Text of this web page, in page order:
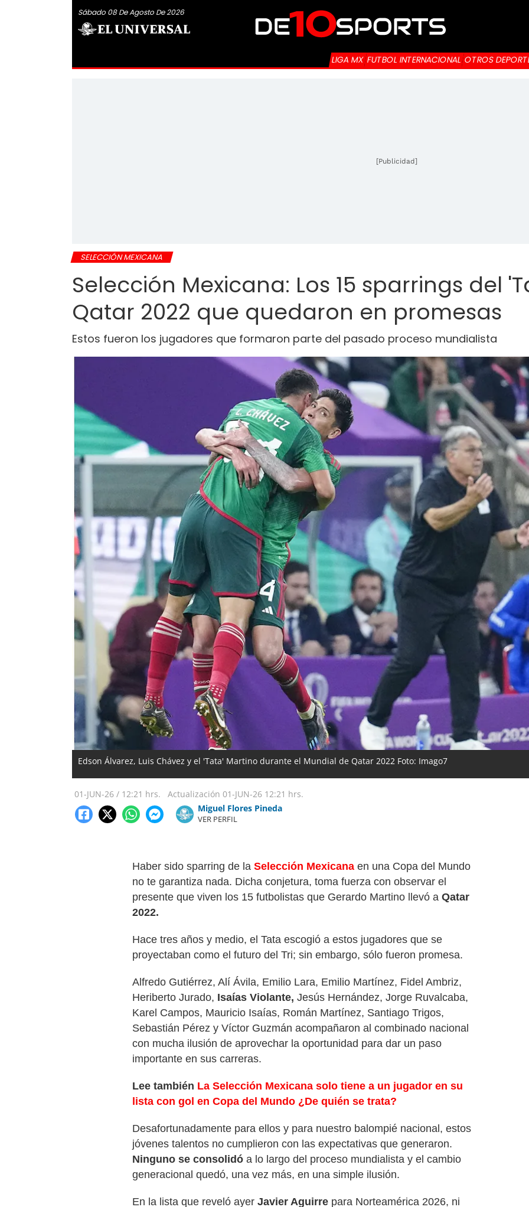
Sábado 08 De Agosto De 2026
LIGA MX FUTBOL INTERNACIONAL OTROS
[Publicidad]
SELECCIÓN MEXICANA
Selección Mexicana: Los 15 sparrings del
Qatar 2022 que quedaron en promesas
Estos fueron los jugadores que formaron parte del pasado proceso mundialista
Edson Álvarez, Luis Chávez y el 'Tata' Martino durante el Mundial de Qatar 2022 Foto: Imago7
01-JUN-26 / 12:21 hrs. Actualización 01-JUN-26 12:21 hrs.
Miguel Flores Pineda
VER PERFIL
Haber sido sparring de la Selección Mexicana en una Copa del Mundo
no te garantiza nada. Dicha conjetura, toma fuerza con observar el
presente que viven los 15 futbolistas que Gerardo Martino llevó a Qatar
2022.
Hace tres años y medio, el Tata escogió a estos jugadores que se
proyectaban como el futuro del Tri; sin embargo, sólo fueron promesa.
Alfredo Gutiérrez, Alí Ávila, Emilio Lara, Emilio Martínez, Fidel Ambriz,
Heriberto Jurado, Isaías Violante, Jesús Hernández, Jorge Ruvalcaba,
Karel Campos, Mauricio Isaías, Román Martínez, Santiago Trigos,
Sebastián Pérez y Víctor Guzmán acompañaron al combinado nacional
con mucha ilusión de aprovechar la oportunidad para dar un paso
importante en sus carreras.
Lee también La Selección Mexicana solo tiene a un jugador en su
lista con gol en Copa del Mundo ¿De quién se trata?
Desafortunadamente para ellos y para nuestro balompié nacional, estos
jóvenes talentos no cumplieron con las expectativas que generaron.
Ninguno se consolidó a lo largo del proceso mundialista y el cambio
generacional quedó, una vez más, en una simple ilusión.
En la lista que reveló ayer Javier Aguirre para Norteamérica 2026, ni